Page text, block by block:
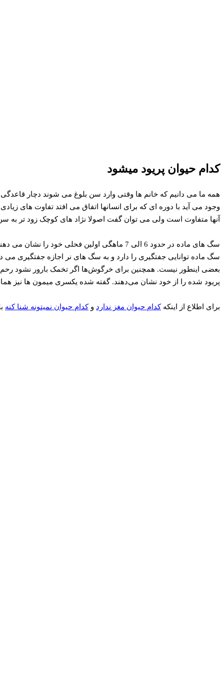
کدام حیوان پریود میشود
همه ما می دانیم که خانم ها وقتی وارد سن بلوغ می شوند دچار قاعدگی
وجود می آید با دوره ای که برای انسانها اتفاق می افتد تفاوت های
آنها متفاوت است ولی می توان گفت اصولا نژاد های کوچک زود تر
سگ ماده توانایی جفتگیری را دارد و به سگ های نر اجازه جفتگیری
بعضی اینطور نیست. همچنین برای خرگوش‌ها اگر تخمک بارور نشود
پریود شده را از خود نشان می‌دهند. گفته شده یکسری میمون ها نیز
برای اطلاع از اینکهکدام حیوان مغز ندارد وکدام حیوان نمیتونه شنا کنه